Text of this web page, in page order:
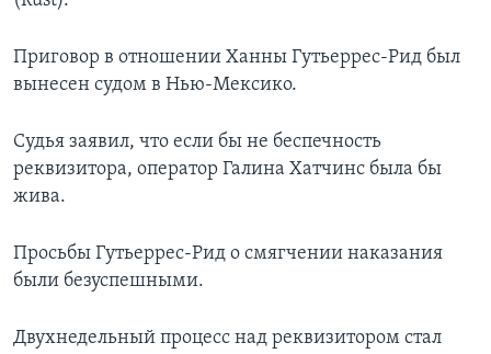
Приговор в отношении Ханны Гутьеррес-Рид был
вынесен судом в Нью-Мексико.
Судья заявил, что если бы не беспечность
реквизитора, оператор Галина Хатчинс была бы
жива.
Просьбы Гутьеррес-Рид о смягчении наказания
были безуспешными.
Двухнедельный процесс над реквизитором стал